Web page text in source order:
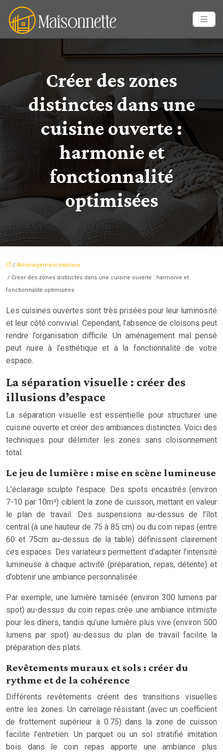
Créer des zones
distinctes dans une
cuisine ouverte :
harmonie et
fonctionnalité
optimisées
/ Aménagement intérieur
/ Créer des zones distinctes dans une cuisine ouverte : harmonie et
fonctionnalité optimisées
Les cuisines ouvertes sont très prisées pour leur luminosité
et leur côté convivial. Cependant, l’absence de cloisons peut
rendre l’organisation difficile. Un aménagement mal pensé
peut nuire à l’esthétique et à la fonctionnalité de votre
espace.
La séparation visuelle : créer des
illusions d’espace
La séparation visuelle est essentielle pour structurer une
cuisine ouverte et créer des ambiances distinctes. Voici des
techniques pour délimiter les zones sans cloisonnement
total.
Le jeu de lumière : mise en scène lumineuse
L’éclairage sculpte l’espace. Des spots encastrés (environ
7-10 par 10m²) ciblent la zone de cuisson, mettant en valeur
le plan de travail. Des suspensions au-dessus de l’îlot
central (à une hauteur de 75 à 85 cm) ou du coin repas (entre
60 et 75cm au-dessus de la table) définissent clairement
ces espaces. Des variateurs permettent d’adapter l’intensité
lumineuse à chaque activité (préparation, repas, détente) et
d’obtenir une ambiance personnalisée.
Par exemple, une lumière tamisée (environ 300 lumens par
spot) au-dessus du coin repas crée une ambiance intimiste
pour les dîners, tandis qu’une lumière plus vive (environ 500
lumens par spot) au-dessus du plan de travail facilite la
préparation des plats.
Revêtements muraux et sols : créer du
rythme et de la cohérence
Différents revêtements créent des transitions visuelles
entre les zones. Un carrelage résistant (avec un coefficient
de frottement supérieur à 0.75) dans la zone de cuisson
facilite l’entretien. Un parquet ou un sol stratifié imitation
bois dans le coin repas apporte une ambiance plus